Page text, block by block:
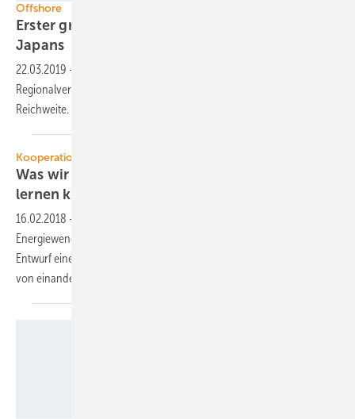
Offshore
Erster großer küstenferner Offshore-Windpark
Japans
22.03.2019 -
Regionalversorgers TEP rückt Japans ersten Meereswindpark in
Reichweite. 700 Megawatt (MW) könnten 2024
Kooperationsrat GJETC
Was wir bei der Energiewende von Japan
lernen können - und
16.02.2018 -
Energiewende hat nach zweijähriger Forschungsarbeit den ersten
Entwurf eines Abschlussberichts vorgelegt. Beide Länder können viel
von einander